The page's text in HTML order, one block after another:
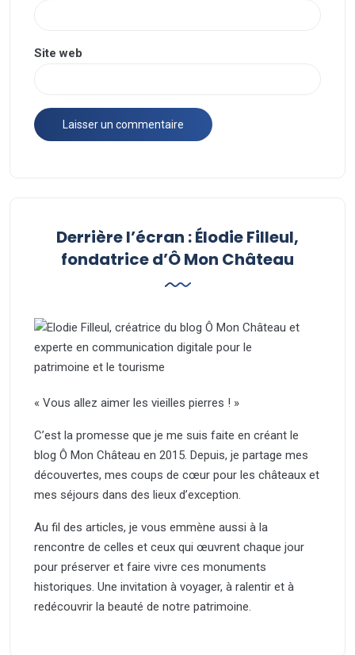
Site web
Derrière l’écran : Élodie Filleul,
fondatrice d’Ô Mon Château
« Vous allez aimer les vieilles pierres ! »
C’est la promesse que je me suis faite en créant le
blog Ô Mon Château en 2015. Depuis, je partage mes
découvertes, mes coups de cœur pour les châteaux et
mes séjours dans des lieux d’exception.
Au fil des articles, je vous emmène aussi à la
rencontre de celles et ceux qui œuvrent chaque jour
pour préserver et faire vivre ces monuments
historiques. Une invitation à voyager, à ralentir et à
redécouvrir la beauté de notre patrimoine.